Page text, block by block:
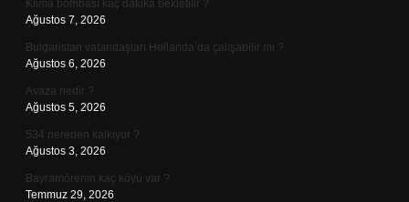
Klima bombası kaç dakika bekletilir ?
Ağustos 7, 2026
Bulgaristan vatandaşları Hollanda’da çalışabilir mi ?
Ağustos 6, 2026
Avaza nedir ?
Ağustos 5, 2026
534 nereden kalkıyor ?
Ağustos 3, 2026
Bayramörenin kaç köyü var ?
Temmuz 29, 2026